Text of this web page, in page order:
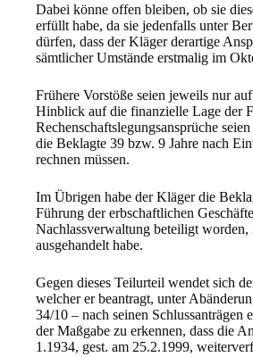
Dabei könne offen bleiben, ob sie
erfüllt habe, da sie jedenfalls unter
dürfen, dass der Kläger derartige
sämtlicher Umstände erstmalig im
Frühere Vorstöße seien jeweils nur
Hinblick auf die finanzielle Lage der
Rechenschaftslegungsansprüche
die Beklagte 39 bzw. 9 Jahre nach
rechnen müssen.
Im Übrigen habe der Kläger die
Führung der erbschaftlichen
Nachlassverwaltung beteiligt
ausgehandelt habe.
Gegen dieses Teilurteil wendet sich
welcher er beantragt, unter
34/10 – nach seinen Schlussanträgen
der Maßgabe zu erkennen, dass die
1.1934, gest. am 25.2.1999,